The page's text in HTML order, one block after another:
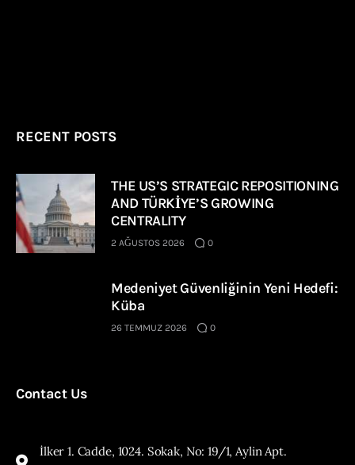
RECENT POSTS
THE US’S STRATEGIC REPOSITIONING
AND TÜRKİYE’S GROWING
CENTRALITY
2 AĞUSTOS 2026 0
Medeniyet Güvenliğinin Yeni Hedefi:
Küba
26 TEMMUZ 2026 0
Contact Us
İlker 1. Cadde, 1024. Sokak, No: 19/1, Aylin Apt.